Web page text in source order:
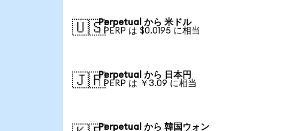
🇺🇸Perpetual から 米ドル
1 PERP は $0.0195 に相当
🇯🇵Perpetual から 日本円
1 PERP は ￥3.09 に相当
Perpetual から 韓国ウォン